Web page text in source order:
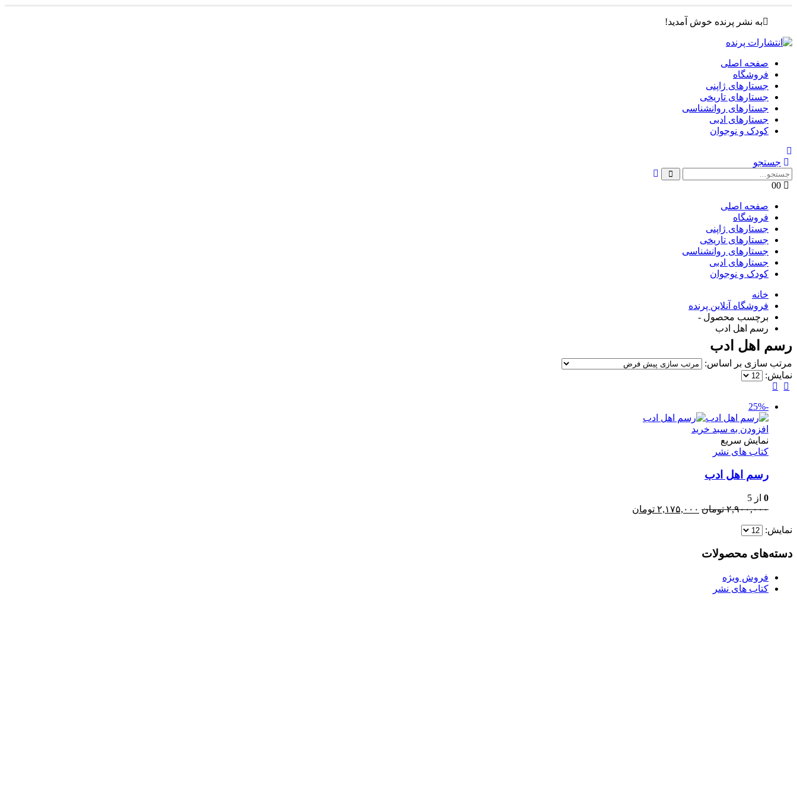
به نشر پرنده خوش آمدید!
صفحه اصلی
فروشگاه
جستارهای ژاپنی
جستارهای تاریخی
جستارهای روانشناسی
جستارهای ادبی
کودک و نوجوان
جستجو
00
صفحه اصلی
فروشگاه
جستارهای ژاپنی
جستارهای تاریخی
جستارهای روانشناسی
جستارهای ادبی
کودک و نوجوان
خانه
فروشگاه آنلاین پرنده
برچسب محصول -
رسم اهل ادب
رسم اهل ادب
مرتب سازی بر اساس:
نمایش:
-25%
افزودن به سبد خرید
نمایش سریع
کتاب های نشر
رسم اهل ادب
0 از 5
۲,۹۰۰,۰۰۰ تومان قیمت
۲,۱۷۵,۰۰۰ تومان
نمایش:
دسته‌های محصولات
فروش ویژه
کتاب های نشر